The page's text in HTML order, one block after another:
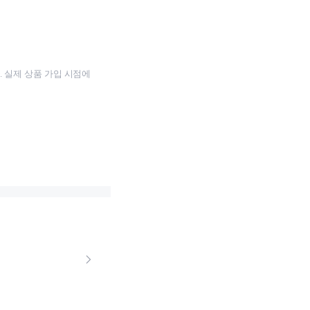
제 상품 가입 시점에